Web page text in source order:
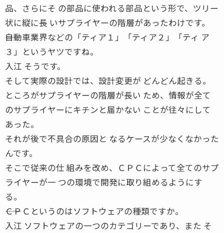
品、さらにそ の部品に使われる部品という形で、ツリー
状に縦に長 いサプライヤーの階層があったわけです。
――自動車業界などの「ティア１」「ティア２」「ティ ア
３」というヤツですね。
入江 そうです。
そして実際の設計では、設計変更が どんどん起きる。
ところがサプライヤーの階層が長い ため、情報が全て
のサプライヤーにキチンと届かない ことが往々にして
あった。
それが後で不具合の原因と なるケースが少なくなかった
んです。
そこで従来の仕 組みを改め、ＣＰＣによって全てのサプ
ライヤーが一 つの環境で開発に取り組めるようにす
る。
――ＣＰＣというのはソフトウェアの種類ですか。
入江 ソフトウェアの一つのカテゴリーであり、また そ